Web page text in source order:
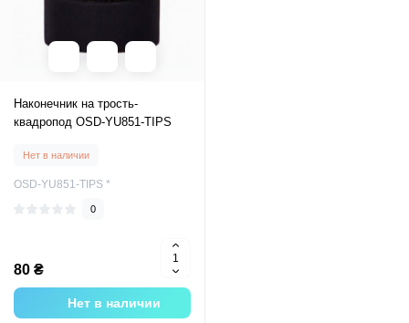
Наконечник на трость-
квадропод OSD-YU851-TIPS
Нет в наличии
OSD-YU851-TIPS *
0
80 ₴
Нет в наличии